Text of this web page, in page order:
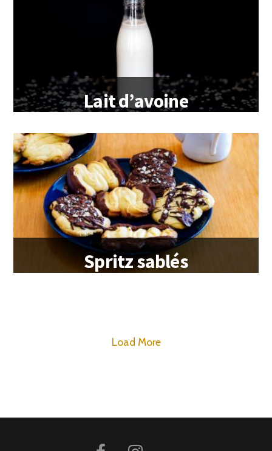
Lait d’avoine
Spritz sablés
Load More